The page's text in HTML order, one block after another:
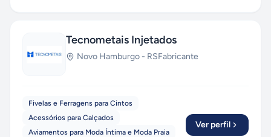
Tecnometais Injetados
Novo Hamburgo - RSFabricante
Fivelas e Ferragens para Cintos
Acessórios para Calçados
Aviamentos para Moda Íntima e Moda Praia
Ver perfil